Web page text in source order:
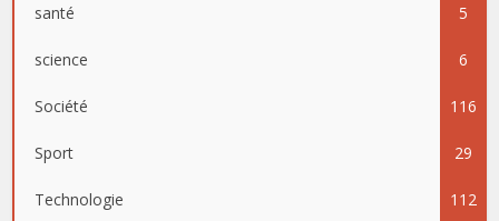
santé 5
science 6
Société 116
Sport 29
Technologie 112